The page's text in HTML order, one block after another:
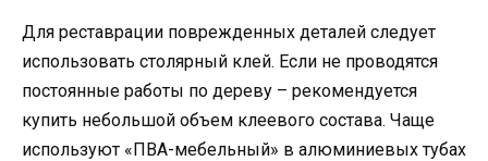
Для реставрации поврежденных деталей следует
использовать столярный клей. Если не проводятся
постоянные работы по дереву – рекомендуется
купить небольшой объем клеевого состава. Чаще
используют «ПВА-мебельный» в алюминиевых тубах